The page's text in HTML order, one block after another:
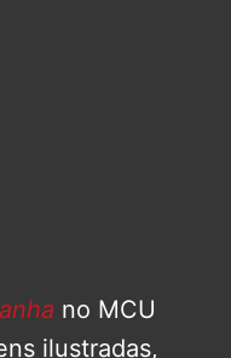
no MCU
ilustradas,